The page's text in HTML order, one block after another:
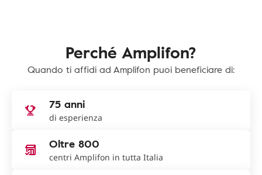
Perché Amplifon?
Quando ti affidi ad Amplifon puoi beneficiare di:
75 anni
di esperienza
Oltre 800
centri Amplifon in tutta Italia